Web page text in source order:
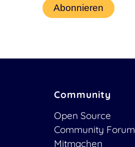
Community
Open Source
Community Forum
Mitmachen